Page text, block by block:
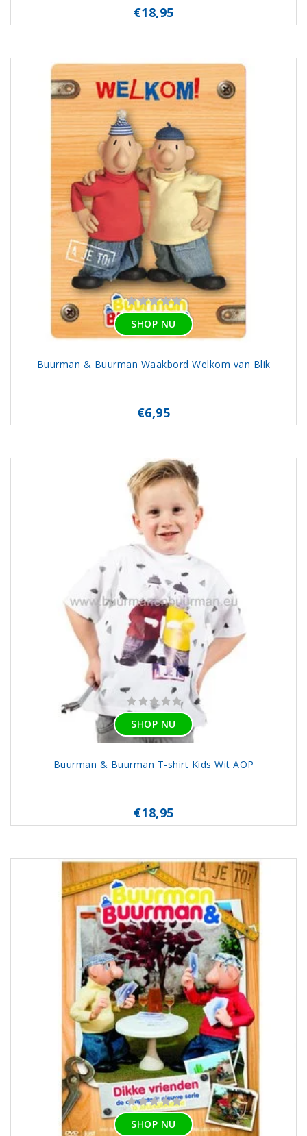
€18,95
SHOP NU
Buurman & Buurman Waakbord Welkom van Blik
€6,95
SHOP NU
Buurman & Buurman T-shirt Kids Wit AOP
€18,95
SHOP NU